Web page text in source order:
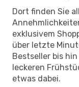
Dort finden Sie
exklusivem
über letzte
Bestseller bis
leckeren
etwas dabei.